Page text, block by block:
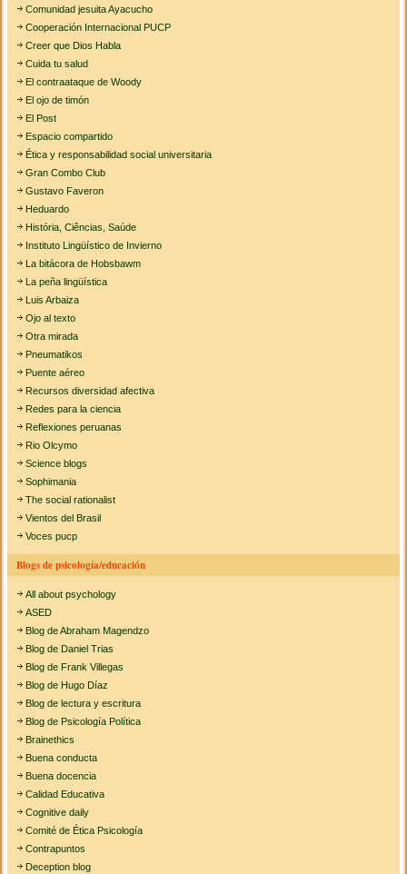
Comunidad jesuita Ayacucho
Cooperación Internacional PUCP
Creer que Dios Habla
Cuida tu salud
El contraataque de Woody
El ojo de timón
El Post
Espacio compartido
Ética y responsabilidad social universitaria
Gran Combo Club
Gustavo Faveron
Heduardo
História, Ciências, Saúde
Instituto Lingüístico de Invierno
La bitácora de Hobsbawm
La peña lingüística
Luis Arbaiza
Ojo al texto
Otra mirada
Pneumatikos
Puente aéreo
Recursos diversidad afectiva
Redes para la ciencia
Reflexiones peruanas
Rio Olcymo
Science blogs
Sophimania
The social rationalist
Vientos del Brasil
Voces pucp
Blogs de psicología/educación
All about psychology
ASED
Blog de Abraham Magendzo
Blog de Daniel Trias
Blog de Frank Villegas
Blog de Hugo Díaz
Blog de lectura y escritura
Blog de Psicología Política
Brainethics
Buena conducta
Buena docencia
Calidad Educativa
Cognitive daily
Comité de Ética Psicología
Contrapuntos
Deception blog